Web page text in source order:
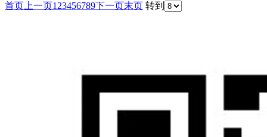
首页 上一页1 23456789下一页末页 转到